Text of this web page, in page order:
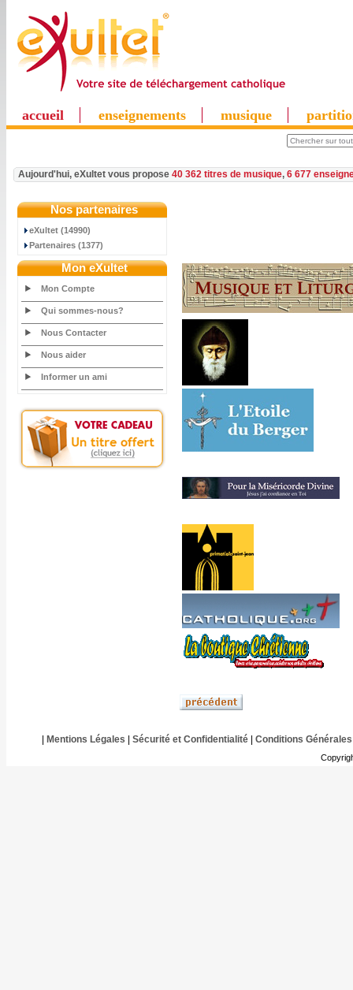
accueil enseignements musique
Aujourd'hui, eXultet vous propose 40 362 titres de musique, 6 677
Nos partenaires
eXultet (14990)
Partenaires (1377)
Mon eXultet
Mon Compte
Qui sommes-nous?
Nous Contacter
Nous aider
Informer un ami
Mentions Légales Sécurité et Confidentialité| Conditions Générales